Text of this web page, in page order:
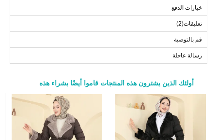
48
132
112
50
136
112
خيارات الدفع
تعليقات(2)
قم بالتوصية
رسالة عاجلة
أولئك الذين يشترون هذه المنتجات قاموا أيضًا بشراء هذه
a>